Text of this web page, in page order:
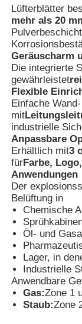
Fabrik Tour
Kontakt
Referenzen
Lüfterblätter
mehr als 20
Geräuscharm
Die integrierte
gewährleistet
Flexible
Einfache
mit
industrielle
Anpassbare
Erhältlich mit3
fürFarbe,
Anwendungen
Der
Belüftung in
Chemische
Öl- und
Lager, in
Industrielle
Anwendbare
Gas:Zone 1
Staub:Zone